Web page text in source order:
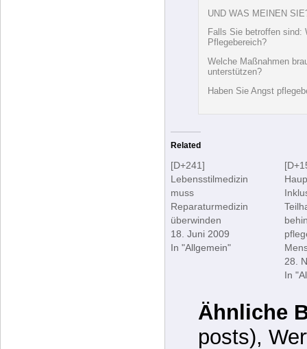
jetzt auch Persönliche
im Rahmen der 24h-
UND WAS MEINEN
Pflegebereich?
Related
[D+241]
Lebensstilmedizin
muss
Reparaturmedizin
28.